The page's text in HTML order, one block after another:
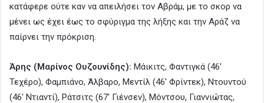
κατάφερε ούτε καν να απειλήσει τον Αβράμ, με το σκορ να
μένει ως έχει έως το σφύριγμα της λήξης και την Αράζ να
παίρνει την πρόκριση.
Άρης (Μαρίνος Ουζουνίδης): Μάικιτς, Φαντιγκά (46′
Τεχέρο), Φαμπιάνο, Άλβαρο, Μεντίλ (46′ Φρίντεκ), Ντουντού
(46′ Ντιαντί), Ράτσιτς (67′ Γιένσεν), Μόντσου, Γιαννιώτας,